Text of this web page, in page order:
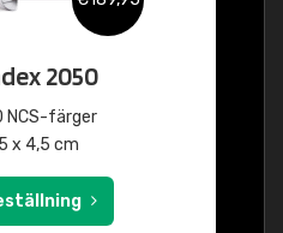
2050
NCS-färger
x 4,5 cm